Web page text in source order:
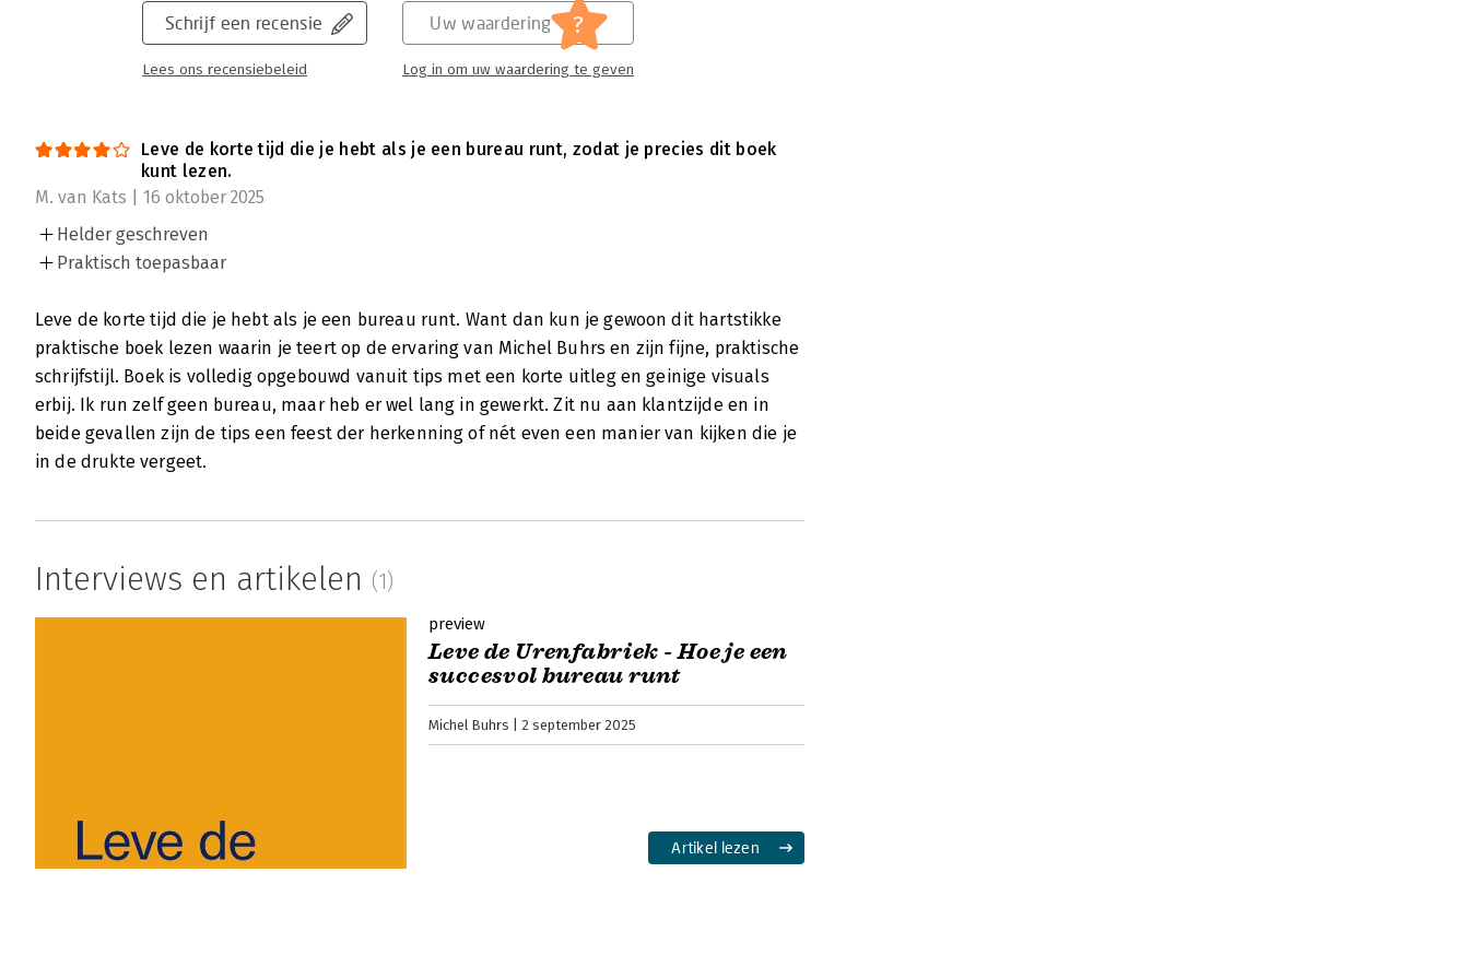
Schrijf een recensie
Lees ons recensiebeleid
Uw waardering ?
Log in om uw waardering te geven
Leve de korte tijd die je hebt als je een bureau runt, zodat je precies dit boek
kunt lezen.
M. van Kats | 16 oktober 2025
Helder geschreven
Praktisch toepasbaar
Leve de korte tijd die je hebt als je een bureau runt. Want dan kun je gewoon dit hartstikke
praktische boek lezen waarin je teert op de ervaring van Michel Buhrs en zijn fijne, praktische
schrijfstijl. Boek is volledig opgebouwd vanuit tips met een korte uitleg en geinige visuals
erbij. Ik run zelf geen bureau, maar heb er wel lang in gewerkt. Zit nu aan klantzijde en in
beide gevallen zijn de tips een feest der herkenning of nét even een manier van kijken die je
in de drukte vergeet.
Interviews en artikelen (1)
preview
Leve de Urenfabriek - Hoe je een
succesvol bureau runt
Michel Buhrs 2 september 2025
Artikel lezen